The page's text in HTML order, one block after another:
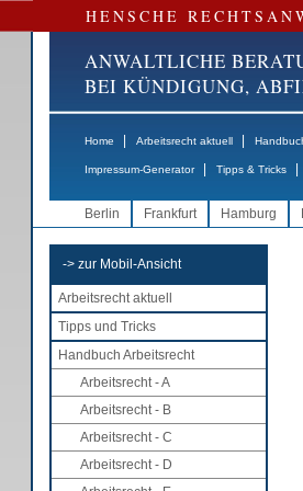
HENSCHE
ANWALTLICHE
BEI KÜNDIGUNG,
Home Arbeitsrecht aktuell
Impressum-Generator Tipps & Tricks
Berlin Frankfurt Hamburg
-> zur Mobil-Ansicht
Arbeitsrecht aktuell
Tipps und Tricks
Handbuch Arbeitsrecht
Arbeitsrecht - A
Arbeitsrecht - B
Arbeitsrecht - C
Arbeitsrecht - D